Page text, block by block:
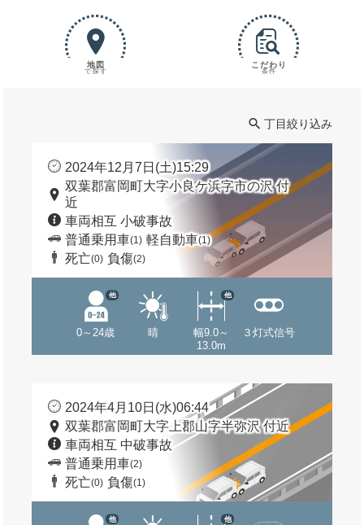
地図
で探す
こだわり
条件
丁目絞り込み
2024年12月7日(土)15:29
双葉郡富岡町大字小良ケ浜字市の沢 付
近
車両相互 小破事故
普通乗用車(1) 軽自動車(1)
死亡(0) 負傷(2)
0～24歳
他
晴
幅9.0～
13.0m
他
３灯式信号
2024年4月10日(水)06:44
双葉郡富岡町大字上郡山字半弥沢 付近
車両相互 中破事故
普通乗用車(2)
死亡(0) 負傷(1)
他 他